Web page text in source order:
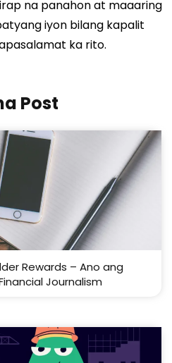
na panahon at maaaring
iyon bilang kapalit
ka rito.
Post
Rewards – Ano ang
Journalism